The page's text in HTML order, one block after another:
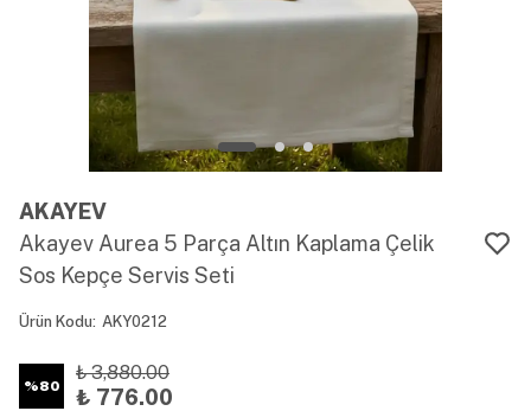
AKAYEV
Akayev Aurea 5 Parça Altın Kaplama Çelik
Sos Kepçe Servis Seti
Ürün Kodu: AKY0212
%80
₺ 3,880.00
₺ 776.00